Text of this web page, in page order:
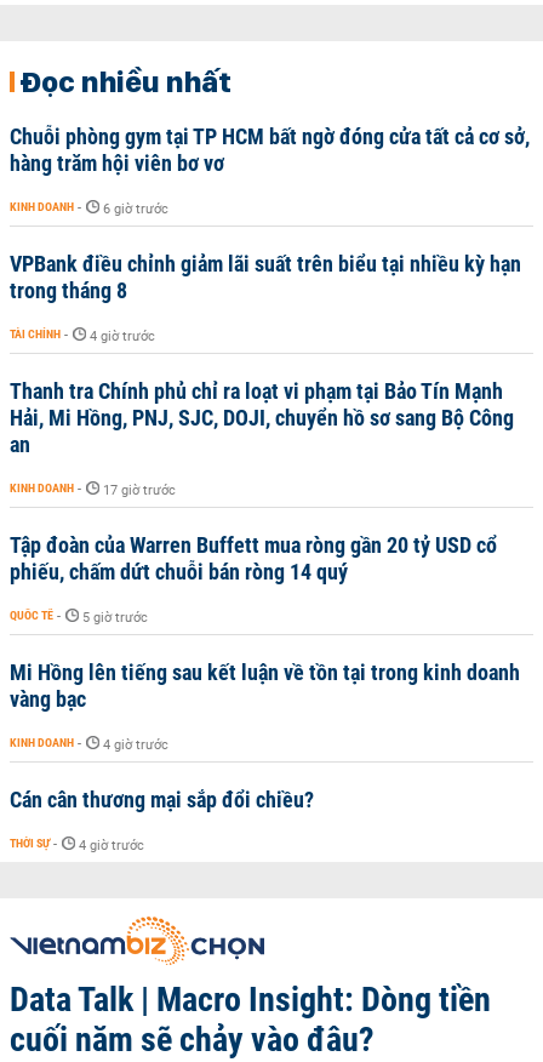
Đọc nhiều nhất
Chuỗi phòng gym tại TP HCM bất ngờ đóng cửa tất cả cơ sở,
hàng trăm hội viên bơ vơ
KINH DOANH - 6 giờ trước
VPBank điều chỉnh giảm lãi suất trên biểu tại nhiều kỳ hạn
trong tháng 8
TÀI CHÍNH - 4 giờ trước
Thanh tra Chính phủ chỉ ra loạt vi phạm tại Bảo Tín Mạnh
Hải, Mi Hồng, PNJ, SJC, DOJI, chuyển hồ sơ sang Bộ Công
an
KINH DOANH - 17 giờ trước
Tập đoàn của Warren Buffett mua ròng gần 20 tỷ USD cổ
phiếu, chấm dứt chuỗi bán ròng 14 quý
QUỐC TẾ - 5 giờ trước
Mi Hồng lên tiếng sau kết luận về tồn tại trong kinh doanh
vàng bạc
KINH DOANH - 4 giờ trước
Cán cân thương mại sắp đổi chiều?
THỜI SỰ - 4 giờ trước
Data Talk | Macro Insight: Dòng tiền
cuối năm sẽ chảy vào đâu?